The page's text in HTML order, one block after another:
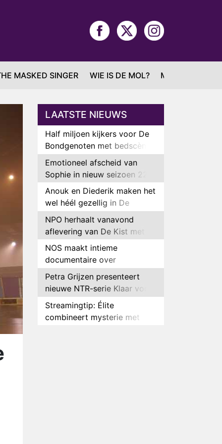
MASKED SINGER WIE IS DE MOL? MAFS
LAATSTE NIEUWS
Half miljoen kijkers voor De
Bondgenoten met bedscène
van Anouk en Diederik
Emotioneel afscheid van
Sophie in nieuw seizoen 22
Kids and Counting
Anouk en Diederik maken het
wel héél gezellig in De
Bondgenoten
NPO herhaalt vanavond
aflevering van De Kist met
Peter Faber
NOS maakt intieme
documentaire over
hockeyster Yibbi Jansen
Petra Grijzen presenteert
nieuwe NTR-serie Klaar voor
de oorlog
Streamingtip: Élite
combineert mysterie met